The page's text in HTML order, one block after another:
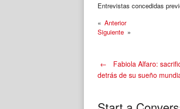
Entrevistas concedidas
« Anterior
Siguiente »
Post
navigation
←
Fabiola Alfaro:
detrás de su sueño